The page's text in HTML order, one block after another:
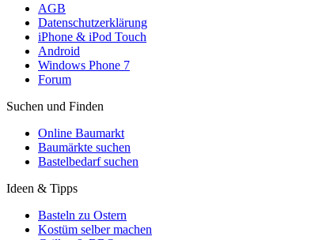
AGB
Datenschutzerklärung
iPhone & iPod Touch
Android
Windows Phone 7
Forum
Suchen und Finden
Online Baumarkt
Baumärkte suchen
Bastelbedarf suchen
Ideen & Tipps
Basteln zu Ostern
Kostüm selber machen